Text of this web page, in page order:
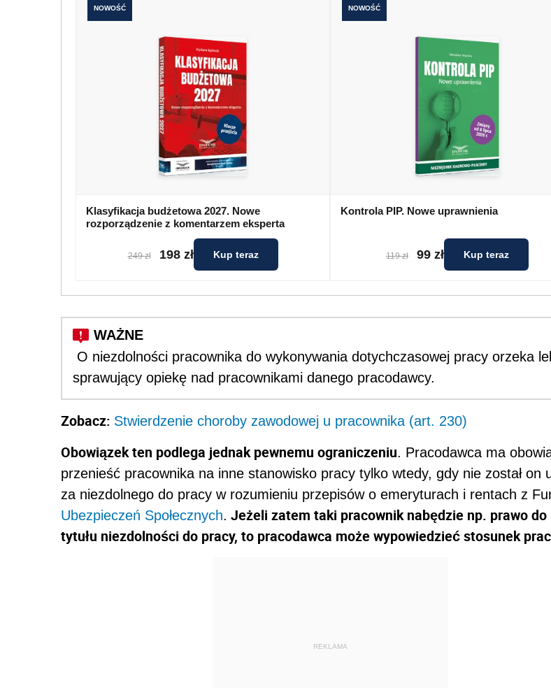
NOWOŚĆ
Klasyfikacja budżetowa 2027. Nowe
rozporządzenie z komentarzem eksperta
249 zł 198 zł Kup teraz
NOWOŚĆ
Kontrola PIP. Nowe uprawnienia
119 zł 99 zł Kup teraz
O niezdolności pracownika do wykonywania dotychczasowej pracy orzeka
sprawujący opiekę nad pracownikami danego pracodawcy.
Zobacz: Stwierdzenie choroby zawodowej u pracownika (art. 230)
Obowiązek ten podlega jednak pewnemu ograniczeniu. Pracodawca ma
przenieść pracownika na inne stanowisko pracy tylko wtedy, gdy nie został on
za niezdolnego do pracy w rozumieniu przepisów o emeryturach i rentach z
Ubezpieczeń Społecznych. Jeżeli zatem taki pracownik nabędzie np. prawo
tytułu niezdolności do pracy, to pracodawca może wypowiedzieć stosunek
REKLAMA